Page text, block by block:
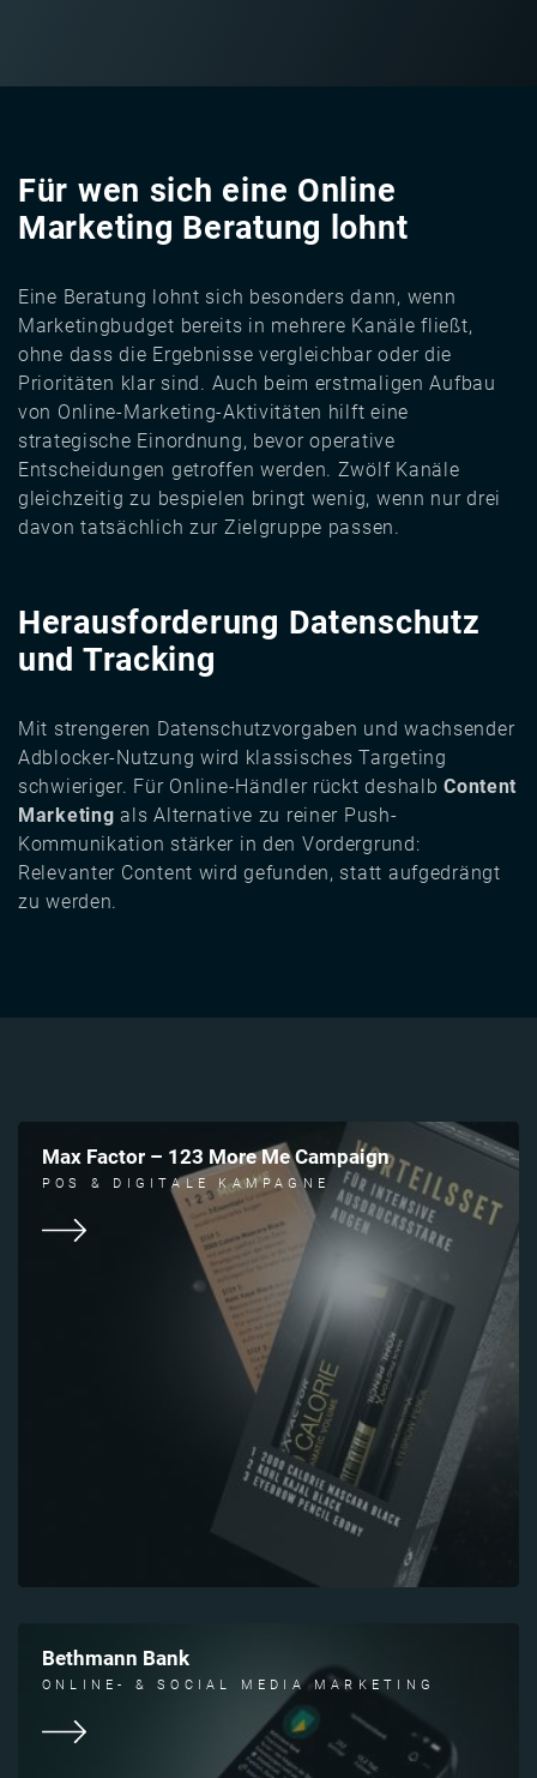
Für wen sich eine Online
Marketing Beratung lohnt
Eine Beratung lohnt sich besonders dann, wenn
Marketingbudget bereits in mehrere Kanäle fließt,
ohne dass die Ergebnisse vergleichbar oder die
Prioritäten klar sind. Auch beim erstmaligen Aufbau
von Online-Marketing-Aktivitäten hilft eine
strategische Einordnung, bevor operative
Entscheidungen getroffen werden. Zwölf Kanäle
gleichzeitig zu bespielen bringt wenig, wenn nur drei
davon tatsächlich zur Zielgruppe passen.
Herausforderung Datenschutz
und Tracking
Mit strengeren Datenschutzvorgaben und wachsender
Adblocker-Nutzung wird klassisches Targeting
schwieriger. Für Online-Händler rückt deshalbContent
Marketing als Alternative zu reiner Push-
Kommunikation stärker in den Vordergrund:
Relevanter Content wird gefunden, statt aufgedrängt
zu werden.
Max Factor – 123 More Me Campaign
POS & DIGITALE KAMPAGNE
Bethmann Bank
ONLINE- & SOCIAL MEDIA MARKETING